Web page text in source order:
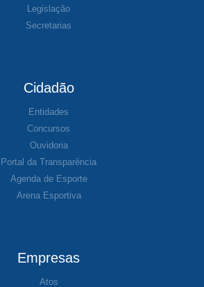
Legislação
Secretarias
Cidadão
Entidades
Concursos
Ouvidoria
Portal da Transparência
Agenda de Esporte
Arena Esportiva
Empresas
Atos